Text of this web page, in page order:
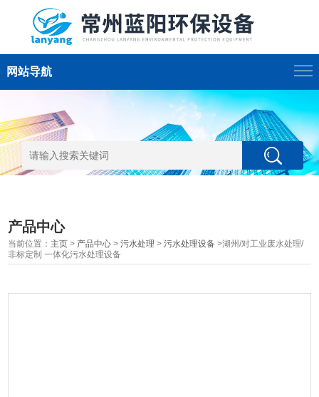
网站导航
产品中心
当前位置： 主页 > 产品中心 >污水处理 >污水处理设备 >湖州/对工业废水处理/
非标定制 一体化污水处理设备